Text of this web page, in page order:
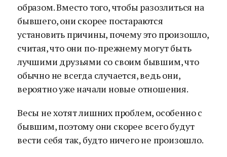
образом. Вместо того, чтобы разозлиться на
бывшего, они скорее постараются
установить причины, почему это произошло,
считая, что они по-прежнему могут быть
лучшими друзьями со своим бывшим, что
обычно не всегда случается, ведь они,
вероятно уже начали новые отношения.
Весы не хотят лишних проблем, особенно с
бывшим, поэтому они скорее всего будут
вести себя так, будто ничего не произошло.